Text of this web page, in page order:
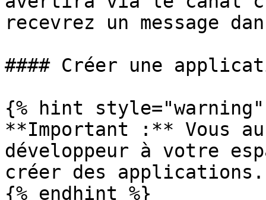
recevrez un message
#### Créer une
{% hint style="warning"
**Important :** Vous
développeur à votre
créer des applications.
{% endhint %}